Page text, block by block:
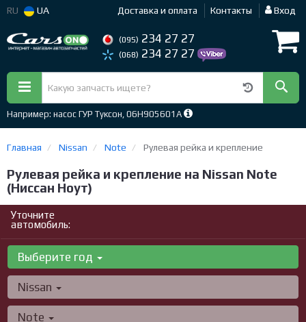
RU UA Доставка и оплата Контакты Вход
(095) 234 27 27
(068) 234 27 27
Например: насос ГУР Туксон, 06H905601A
Главная Nissan Note Рулевая рейка и крепление
Рулевая рейка и крепление на Nissan Note
(Ниссан Ноут)
Уточните
автомобиль:
Выберите год
Nissan
Note